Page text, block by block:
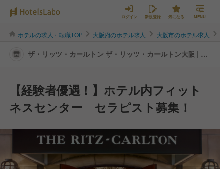
ログイン 新規登録 気になる MENU
ホテルの求人・転職TOP 大阪府のホテル求人 大阪市のホテル求人
ザ・リッツ・カールトン ザ・リッツ・カールトン大阪 | 宿
【経験者優遇！】ホテル内フィット
ネスセンター セラピスト募集！